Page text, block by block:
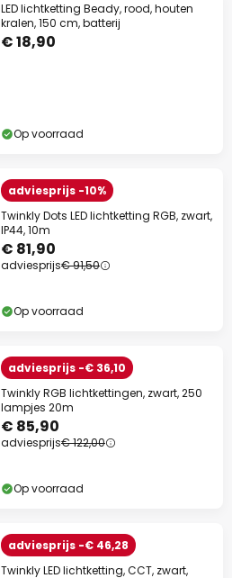
LED lichtketting Beady, rood, houten
kralen, 150 cm, batterij
€ 18,90
Op voorraad
adviesprijs -10%
Twinkly Dots LED lichtketting RGB, zwart,
IP44, 10m
€ 81,90
adviesprijs€ 91,50
Op voorraad
adviesprijs -€ 36,10
Twinkly RGB lichtkettingen, zwart, 250
lampjes 20m
€ 85,90
adviesprijs€ 122,00
Op voorraad
adviesprijs -€ 46,28
Twinkly LED lichtketting, CCT, zwart,